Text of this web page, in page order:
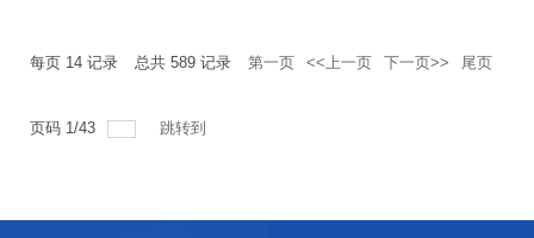
每页 14 记录 总共 589 记录 第一页 <<上一页 下一页>> 尾页
页码 1/43 跳转到